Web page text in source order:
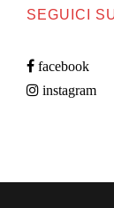
SEGUICI
facebook
instagram